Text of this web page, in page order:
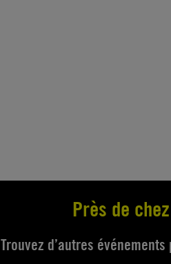
Près de
Trouvez d’autres